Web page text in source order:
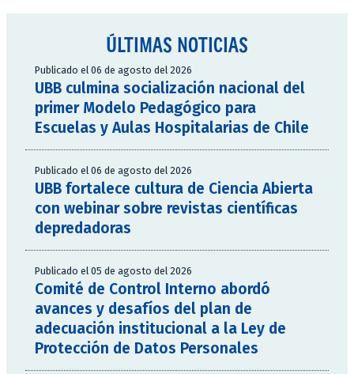
ÚLTIMAS NOTICIAS
Publicado el 06 de agosto del 2026
UBB culmina socialización nacional del
primer Modelo Pedagógico para
Escuelas y Aulas Hospitalarias de Chile
Publicado el 06 de agosto del 2026
UBB fortalece cultura de Ciencia Abierta
con webinar sobre revistas científicas
depredadoras
Publicado el 05 de agosto del 2026
Comité de Control Interno abordó
avances y desafíos del plan de
adecuación institucional a la Ley de
Protección de Datos Personales